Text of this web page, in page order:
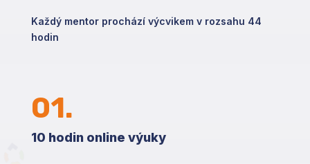
Každý mentor prochází výcvikem v rozsahu 44
hodin
01.
10 hodin online výuky